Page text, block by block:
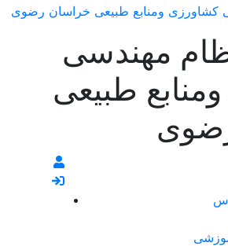
مهندسی
طبیعی